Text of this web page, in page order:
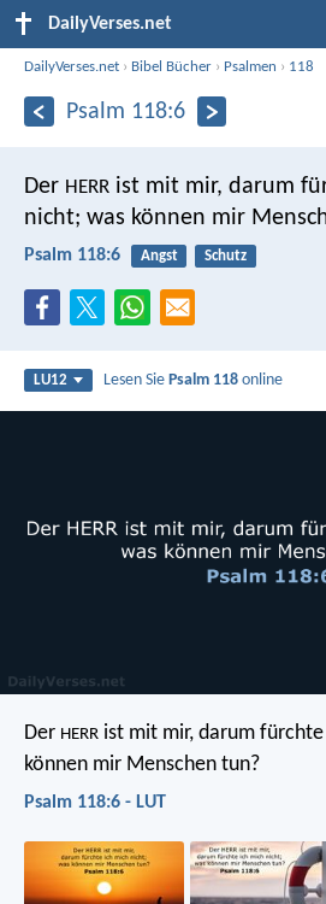
DailyVerses.net
DailyVerses.net › Bibel Bücher › Psalmen › 118
Psalm 118:6
Der HERR ist mit mir, darum
nicht; was können mir
Psalm 118:6 Angst Schutz
LU12 Lesen SiePsalm 118 online
Der HERR ist mit mir, darum
können mir Menschen tun?
Psalm 118:6 - LUT